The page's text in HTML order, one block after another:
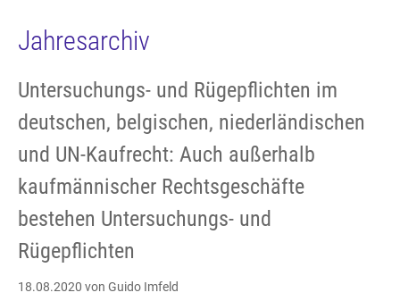
Jahresarchiv
Untersuchungs- und Rügepflichten im
deutschen, belgischen, niederländischen
und UN-Kaufrecht: Auch außerhalb
kaufmännischer Rechtsgeschäfte
bestehen Untersuchungs- und
Rügepflichten
18.08.2020 von Guido Imfeld